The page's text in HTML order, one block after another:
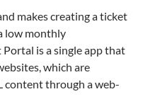
makes creating a ticket
low monthly
is a single app that
which are
content through a web-